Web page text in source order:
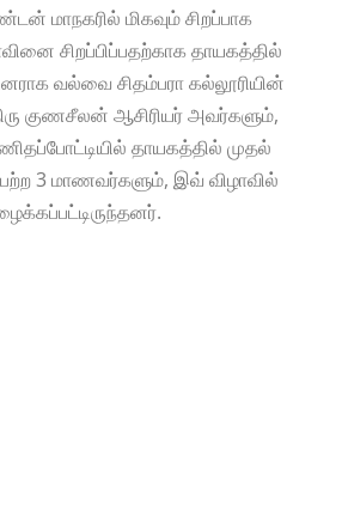
மாநகரில் மிகவும் சிறப்பாக
சிறப்பிப்பதற்காக தாயகத்தில்
வல்வை சிதம்பரா கல்லூரியின்
குணசீலன் ஆசிரியர் அவர்களும்,
தாயகத்தில் முதல்
3 மாணவர்களும், இவ் விழாவில்